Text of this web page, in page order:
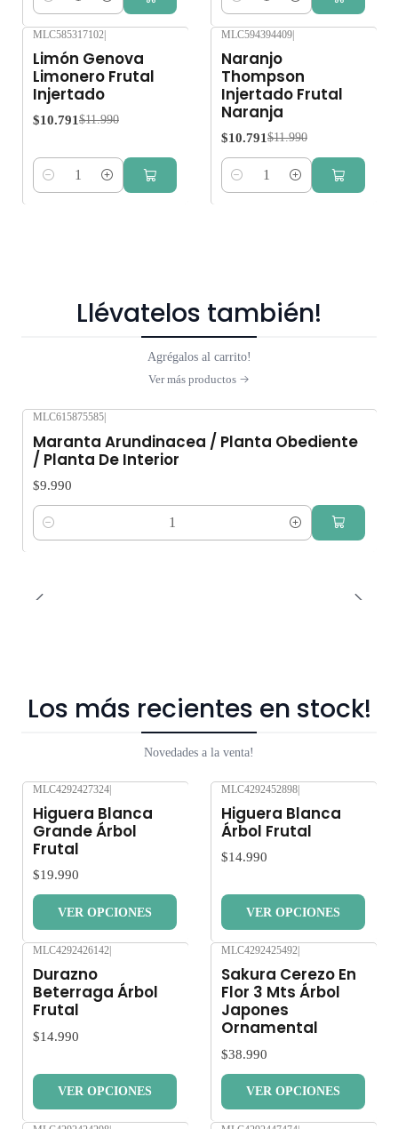
Cantidad Cantidad
MLC585317102
Limón Genova
Limonero Frutal
Injertado
$10.791 $11.990
Cantidad
MLC594394409
Naranjo
Thompson
Injertado Frutal
Naranja
$10.791 $11.990
Cantidad
Llévatelos también!
Agrégalos al carrito!
Ver más productos
MLC615875585
Maranta Arundinacea / Planta Obediente
/ Planta De Interior
$9.990
Cantidad
Los más recientes en stock!
Novedades a la venta!
MLC4292427324|
Higuera Blanca
Grande Árbol
Frutal
$19.990
VER OPCIONES
MLC4292452898|
Higuera Blanca
Árbol Frutal
$14.990
VER OPCIONES
MLC4292426142
Durazno
Beterraga Árbol
Frutal
$14.990
VER OPCIONES
MLC4292425492
Sakura Cerezo En
Flor 3 Mts Árbol
Japones
Ornamental
$38.990
VER OPCIONES